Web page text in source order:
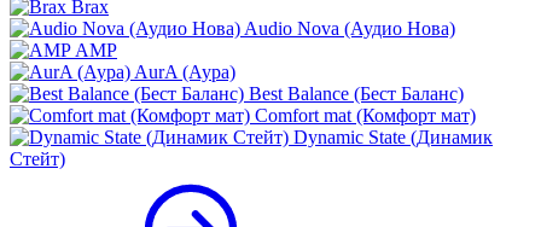
Brax
Audio Nova (Аудио Нова)
AMP
AurA (Аура)
Best Balance (Бест Баланс)
Comfort mat (Комфорт мат)
Dynamic State (Динамик
Стейт)